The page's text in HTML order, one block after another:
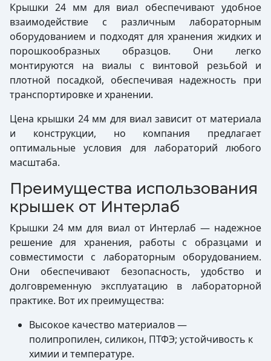
Крышки 24 мм для виал обеспечивают удобное
взаимодействие с различным лабораторным
оборудованием и подходят для хранения жидких и
порошкообразных образцов. Они легко
монтируются на виалы с винтовой резьбой и
плотной посадкой, обеспечивая надежность при
транспортировке и хранении.
Цена крышки 24 мм для виал зависит от материала
и конструкции, но компания предлагает
оптимальные условия для лабораторий любого
масштаба.
Преимущества использования
крышек от Интерлаб
Крышки 24 мм для виал от Интерлаб — надежное
решение для хранения, работы с образцами и
совместимости с лабораторным оборудованием.
Они обеспечивают безопасность, удобство и
долговременную эксплуатацию в лабораторной
практике. Вот их преимущества:
Высокое качество материалов —
полипропилен, силикон, ПТФЭ; устойчивость к
химии и температуре.